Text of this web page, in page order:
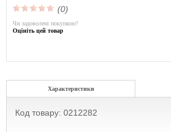
(0)
Чи задоволені покупкою?
Оцініть цей товар
Характеристики
Код товару: 0212282